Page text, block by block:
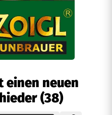
einen neuen
(38)